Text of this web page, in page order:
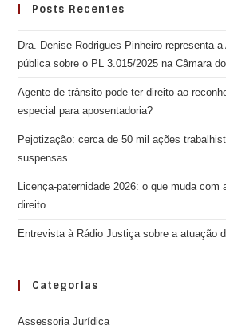
Posts Recentes
Dra. Denise Rodrigues Pinheiro representa
pública sobre o PL 3.015/2025 na Câmara
Agente de trânsito pode ter direito ao
especial para aposentadoria?
Pejotização: cerca de 50 mil ações
suspensas
Licença-paternidade 2026: o que muda com
direito
Entrevista à Rádio Justiça sobre a atuação
Categorias
Assessoria Jurídica